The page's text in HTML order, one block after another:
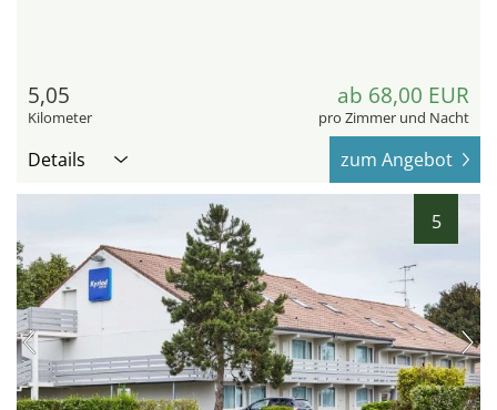
5,05
Kilometer
ab 68,00 EUR
pro Zimmer und Nacht
Details zum Angebot
5